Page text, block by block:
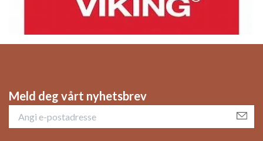
Meld deg vårt nyhetsbrev